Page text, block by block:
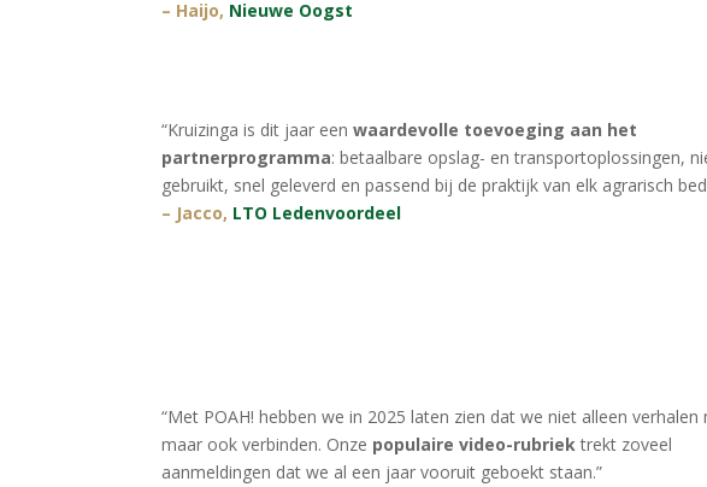
– Haijo, Nieuwe Oogst
“Kruizinga is dit jaar eenwaardevolle toevoeging aan het
partnerprogramma: betaalbare opslag- en transportoplossingen,
gebruikt, snel geleverd en passend bij de praktijk van elk agrarisch
– Jacco, LTO Ledenvoordeel
“Met POAH! hebben we in 2025 laten zien dat we niet alleen verhalen
maar ook verbinden. Onze populaire video-rubriektrekt zoveel
aanmeldingen dat we al een jaar vooruit geboekt staan.”